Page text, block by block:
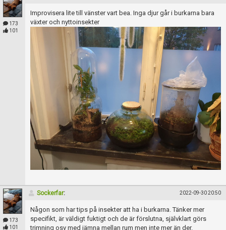
173
101
Improvisera lite till vänster vart bea. Inga djur går i burkarna bara
växter och nyttoinsekter
173
101
Sockerfar: 2022-09-30 20:50
Någon som har tips på insekter att ha i burkarna. Tänker mer
specifikt, är väldigt fuktigt och de är förslutna, självklart görs
trimning osv med jämna mellan rum men inte mer än der.